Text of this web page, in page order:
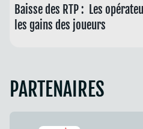
Baisse des RTP : Les
les gains des joueurs
PARTENAIRES